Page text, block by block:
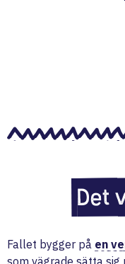
Det
Fallet bygger på en
som vägrade sätta